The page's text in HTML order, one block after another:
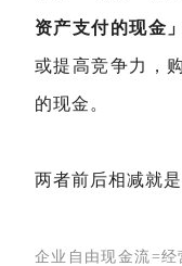
资产支付的现金」
或提高竞争力，
的现金。
两者前后相减就是
企业自由现金流=